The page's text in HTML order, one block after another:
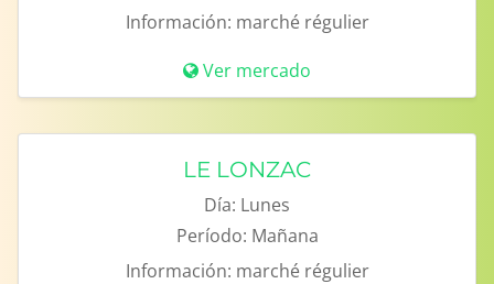
Información: marché régulier
Ver mercado
LE LONZAC
Día: Lunes
Período: Mañana
Información: marché régulier